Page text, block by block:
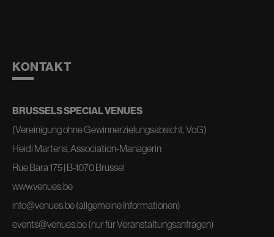
KONTAKT
BRUSSELS SPECIAL VENUES
(Vereinigung ohne Gewinnerzielungsabsicht, VoG)
Heidi Martens, Association-Managerin
Rue Bara 175 | B-1070 Brüssel
www.venues.be
info@venues.be(allgemeine Informationen)
events@venues.be(nur für Veranstaltungsanfragen)